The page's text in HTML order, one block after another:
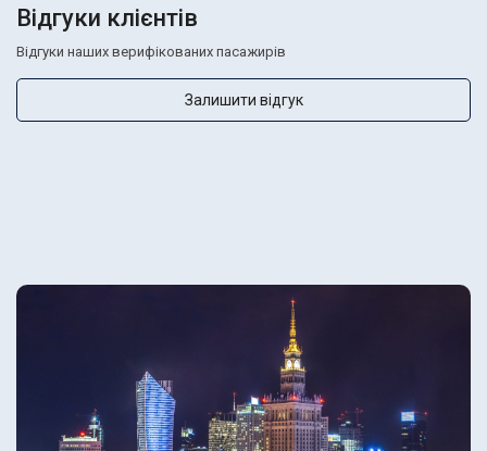
Відгуки клієнтів
Відгуки наших верифікованих пасажирів
Залишити відгук